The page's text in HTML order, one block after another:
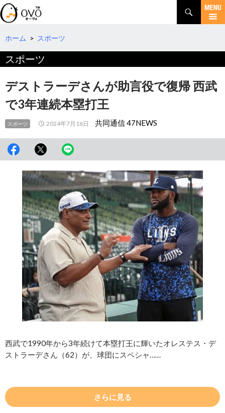
検
索
コ
テ
へ
ホーム > スポーツ
スポーツ
デストラーデさんが助言役で復帰 西武
で3年連続本塁打王
スポーツ 2024年7月16日 共同通信 47NEWS
西武で1990年から3年続けて本塁打王に輝いたオレステス・デ
ストラーデさん（62）が、球団にスペシャ……
さらに見る